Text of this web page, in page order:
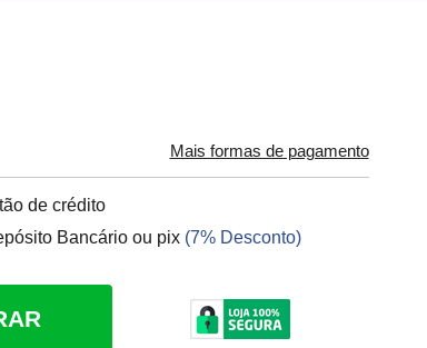
Mais formas de pagamento
de crédito
Bancário ou pix (7% Desconto)